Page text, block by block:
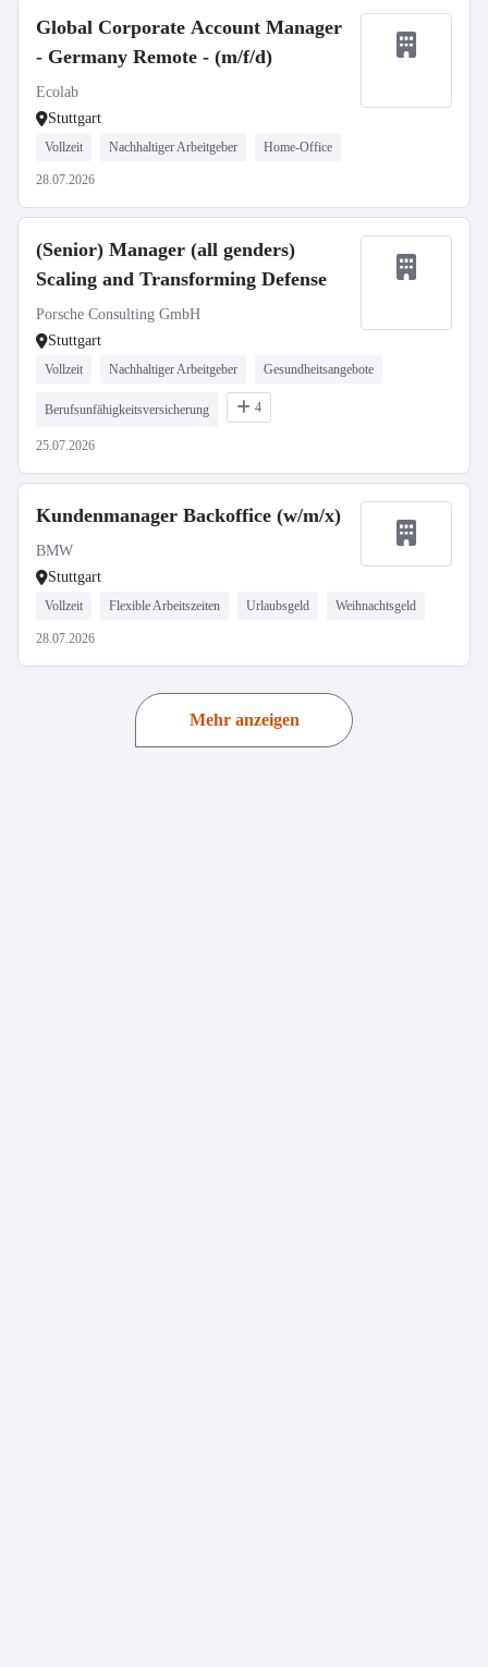
Global Corporate Account Manager
- Germany Remote - (m/f/d)
Ecolab
Stuttgart
Vollzeit Nachhaltiger Arbeitgeber Home-Office
28.07.2026
(Senior) Manager (all genders)
Scaling and Transforming Defense
Porsche Consulting GmbH
Stuttgart
Vollzeit Nachhaltiger Arbeitgeber Gesundheitsangebote
Berufsunfähigkeitsversicherung 4
25.07.2026
Kundenmanager Backoffice (w/m/x)
BMW
Stuttgart
Vollzeit Flexible Arbeitszeiten Urlaubsgeld Weihnachtsgeld
28.07.2026
Mehr anzeigen